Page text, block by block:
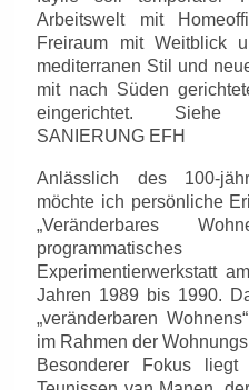
Arbeitswelt mit
Freiraum mit Weitblick
mediterranen Stil und
mit nach Süden
eingerichtet. Siehe
SANIERUNG EFH
Anlässlich des 100-
möchte ich persönliche
„Veränderbares
Experimentierwerkstatt
Jahren 1989 bis 1990. D
„veränderbaren
im Rahmen der
Besonderer Fokus